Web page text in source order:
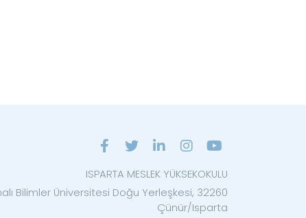
ISPARTA MESLEK YÜKSEKOKULU
Bilimler Üniversitesi Doğu Yerleşkesi, 32260
Çünür/Isparta